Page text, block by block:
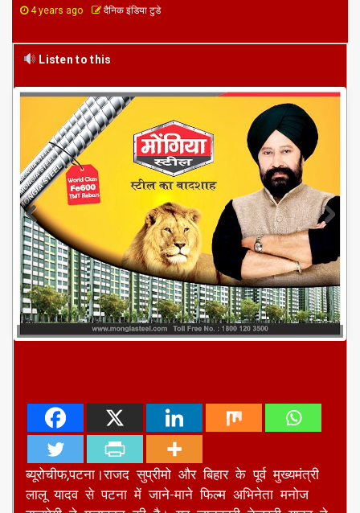
4 years ago दैनिक इंडिया टुडे
Listen to this
ब्यूरोचीफ,पटना।राजद सुप्रीमो और बिहार के पूर्व मुख्यमंत्री
लालू यादव से पटना में जाने-माने फिल्म अभिनेता मनोज